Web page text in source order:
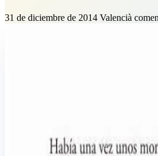
31 de diciembre de 2014 Valencià